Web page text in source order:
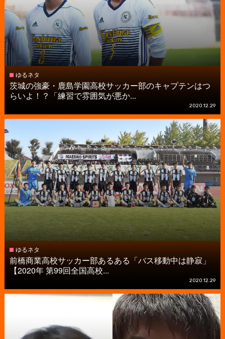
ゆるネタ
茨城の強豪・鹿島学園高校サッカー部のキャプテンはつ
らいよ！？「練習で雰囲気が悪か...
2020.12.29
ゆるネタ
前橋商業高校サッカー部あるある「バス移動中は静寂」
【2020年 第99回全国高校...
2020.12.29